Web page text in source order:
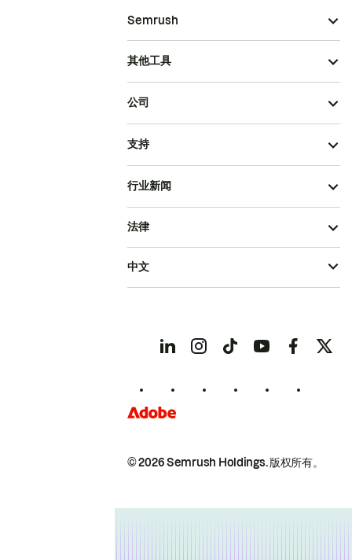
Semrush
其他工具
公司
支持
行业新闻
© 2026 Semrush Holdings.版权所有。
法律
中文